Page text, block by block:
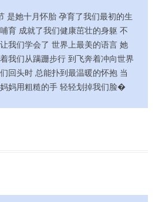
是她十月怀胎 孕育了我们最初的生
育 成就了我们健康茁壮的身躯 不
我们学会了 世界上最美的语言 她
我们从蹒跚步行 到飞奔着冲向世界
回头时 总能扑到最温暖的怀抱 当
妈用粗糙的手 轻轻划掉我们脸�